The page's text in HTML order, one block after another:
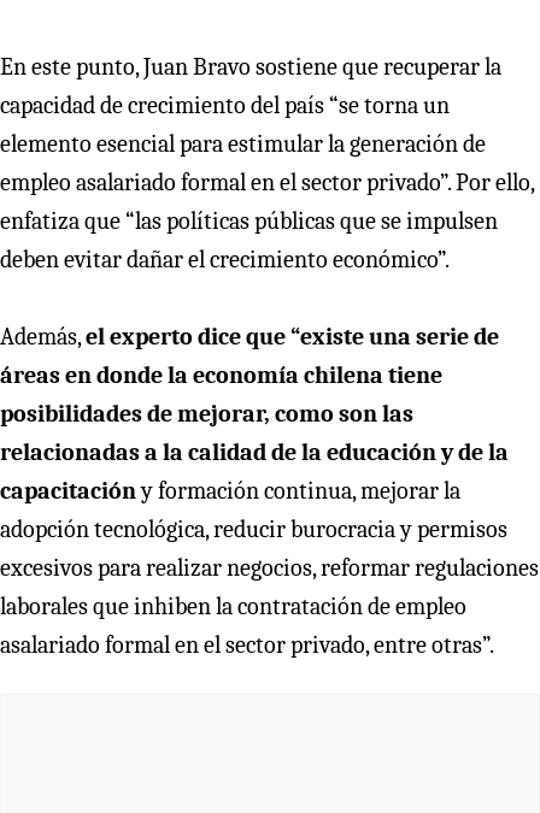
En este punto, Juan Bravo sostiene que recuperar la
capacidad de crecimiento del país “se torna un
elemento esencial para estimular la generación de
empleo asalariado formal en el sector privado”. Por ello,
enfatiza que “las políticas públicas que se impulsen
deben evitar dañar el crecimiento económico”.
Además,el experto dice que “existe una serie de
áreas en donde la economía chilena tiene
posibilidades de mejorar, como son las
relacionadas a la calidad de la educación y de la
capacitacióny formación continua, mejorar la
adopción tecnológica, reducir burocracia y permisos
excesivos para realizar negocios, reformar regulaciones
laborales que inhiben la contratación de empleo
asalariado formal en el sector privado, entre otras”.